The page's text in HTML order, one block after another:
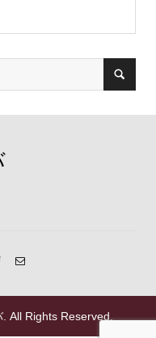
All Rights Reserved.